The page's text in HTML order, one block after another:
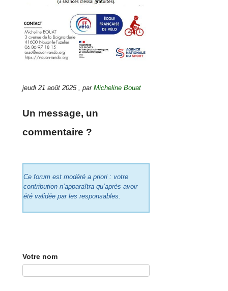
jeudi 21 août 2025 ,parMicheline Bouat
Un message, un
commentaire ?
Ce forum est modéré a priori : votre
contribution n’apparaîtra qu’après avoir
été validée par les responsables.
Votre nom